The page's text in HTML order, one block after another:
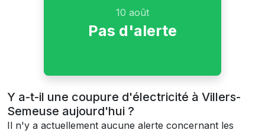
10 août
Pas d'alerte
Y a-t-il une coupure d'électricité à Villers-
Semeuse aujourd'hui ?
Il n'y a actuellement aucune alerte concernant les